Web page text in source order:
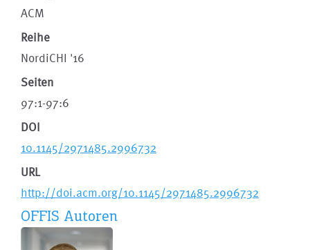
ACM
Reihe
NordiCHI '16
Seiten
97:1-97:6
DOI
10.1145/2971485.2996732
URL
http://doi.acm.org/10.1145/2971485.2996732
OFFIS Autoren